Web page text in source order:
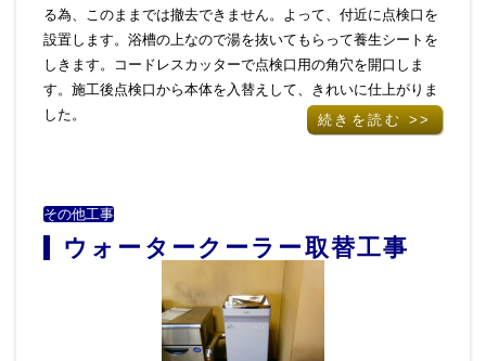
る為、このままでは撤去できません。よって、付近に点検口を
設置します。浴槽の上なので湯を抜いてもらって養生シートを
しきます。コードレスカッターで点検口用の角穴を開口しま
す。施工後点検口から本体を入替えして、きれいに仕上がりま
した。
続きを読む >>
その他工事
ウォータークーラー取替工事